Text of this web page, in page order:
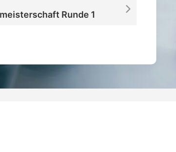
Runde 1